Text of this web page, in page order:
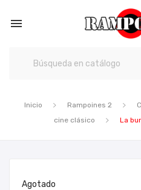

Inicio Rampoines 2
cine clásico
La
Agotado